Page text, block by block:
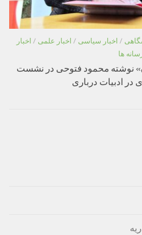
/ اخبار سیاسی / اخبار علمی / اخبار
ها
نوشته محمود فتوحی در نشست
در ادبیات درباری